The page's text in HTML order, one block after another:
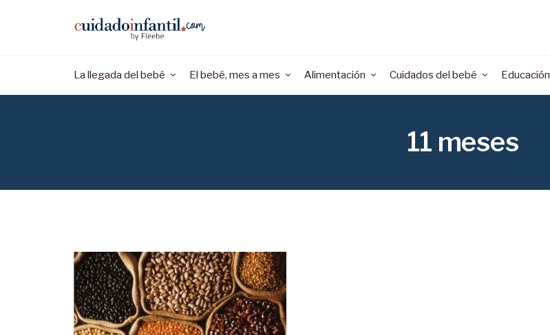
La llegada del bebé El bebé, mes a mes Alimentación Cuidados del bebé Educación
11 meses